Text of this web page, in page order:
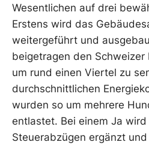
Wesentlichen auf drei
Erstens wird das
weitergeführt und
beigetragen den
um rund einen Viertel zu
durchschnittlichen
wurden so um mehrere
entlastet. Bei einem Ja
Steuerabzügen ergänzt